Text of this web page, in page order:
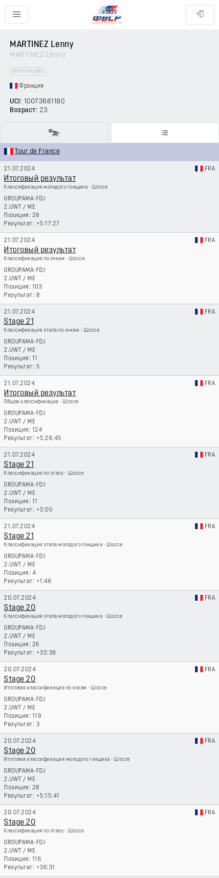
MARTINEZ Lenny
MARTINEZ Lenny
ВЕЛОГОНЩИК
Франция
UCI: 10073681180
Возраст: 23
Tour de France
21.07.2024 FRA
Итоговый результат
Классификация молодого гонщика - Шоссе
GROUPAMA-FDJ
2.UWT / ME
28
+5:17:27
21.07.2024 FRA
Итоговый результат
Классификация по очкам - Шоссе
GROUPAMA-FDJ
2.UWT / ME
103
8
21.07.2024 FRA
Stage 21
Классификация этапа по очкам - Шоссе
GROUPAMA-FDJ
2.UWT / ME
11
5
21.07.2024 FRA
Итоговый результат
Общая классификация - Шоссе
GROUPAMA-FDJ
2.UWT / ME
124
+5:26:45
21.07.2024 FRA
Stage 21
Классификация по этапу - Шоссе
GROUPAMA-FDJ
2.UWT / ME
11
+3:00
21.07.2024 FRA
Stage 21
Классификация этапа молодого гонщика - Шоссе
GROUPAMA-FDJ
2.UWT / ME
4
+1:46
20.07.2024 FRA
Stage 20
Классификация этапа молодого гонщика - Шоссе
GROUPAMA-FDJ
2.UWT / ME
26
+35:38
20.07.2024 FRA
Stage 20
Итоговая классификация по очкам - Шоссе
GROUPAMA-FDJ
2.UWT / ME
119
3
20.07.2024 FRA
Stage 20
Итоговая классификация молодого гонщика - Шоссе
GROUPAMA-FDJ
2.UWT / ME
28
+5:15:41
20.07.2024 FRA
Stage 20
Классификация по этапу - Шоссе
GROUPAMA-FDJ
2.UWT / ME
116
+36:31